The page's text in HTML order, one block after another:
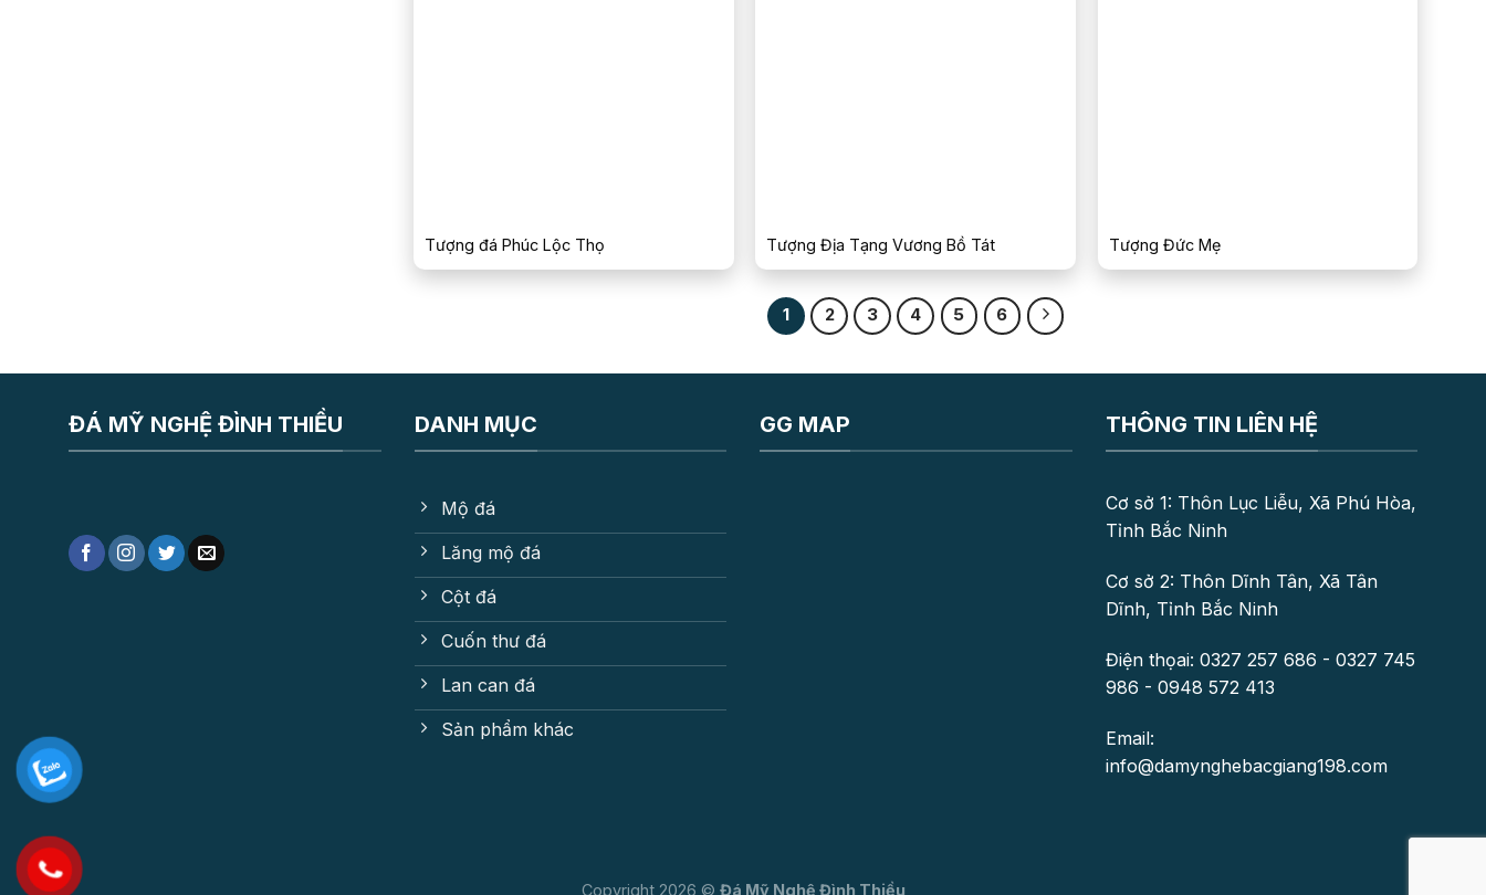
Tượng đá Phúc Lộc Thọ Tượng Địa Tạng Vương Bồ Tát Tượng Đức Mẹ
1 2 3 4 5 6
ĐÁ MỸ NGHỆ ĐÌNH THIỀU DANH MỤC
Mộ đá
Lăng mộ đá
Cột đá
Cuốn thư đá
Lan can đá
Sản phẩm khác
GG MAP THÔNG TIN LIÊN HỆ
Cơ sở 1: Thôn Lục Liễu, Xã Phú Hòa,
Tỉnh Bắc Ninh
Cơ sở 2: Thôn Dĩnh Tân, Xã Tân
Dĩnh, Tỉnh Bắc Ninh
Điện thọai: 0327 257 686 - 0327 745
986 - 0948 572 413
Email:
info@damynghebacgiang198.com
Copyright 2026 © Đá Mỹ Nghệ Đình Thiều